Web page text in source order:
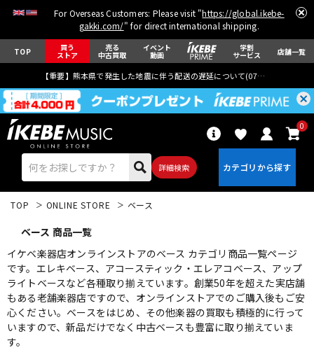
For Overseas Customers: Please visit "https://global.ikebe-
gakki.com/" for direct international shipping.
TOP 買う
ストア
売る
中古買取
イベント
動画
学割
サービス 店舗一覧
【重要】熊本県で発生した地震に伴う配送の遅延について(07月29日
詳細検索
0
エレキギター アコギ/エレアコ
ベース ウクレレ
TOP ONLINE STORE ベース
ベース 商品一覧
イケベ楽器店オンラインストアのベース カテゴリ商品一覧ページ
です。エレキベース、アコースティック・エレアコベース、アップ
ライトベースなど各種取り揃えています。創業50年を超えた実店舗
もある老舗楽器店ですので、オンラインストアでのご購入後もご安
心ください。ベースをはじめ、その他楽器の買取も積極的に行って
いますので、新品だけでなく中古ベースも豊富に取り揃えていま
す。